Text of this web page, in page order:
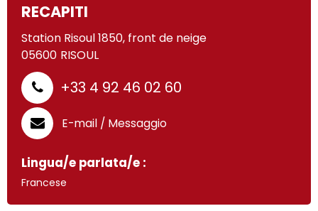
RECAPITI
Station Risoul 1850, front de neige
05600 RISOUL
+33 4 92 46 02 60
E-mail / Messaggio
Lingua/e parlata/e :
Francese